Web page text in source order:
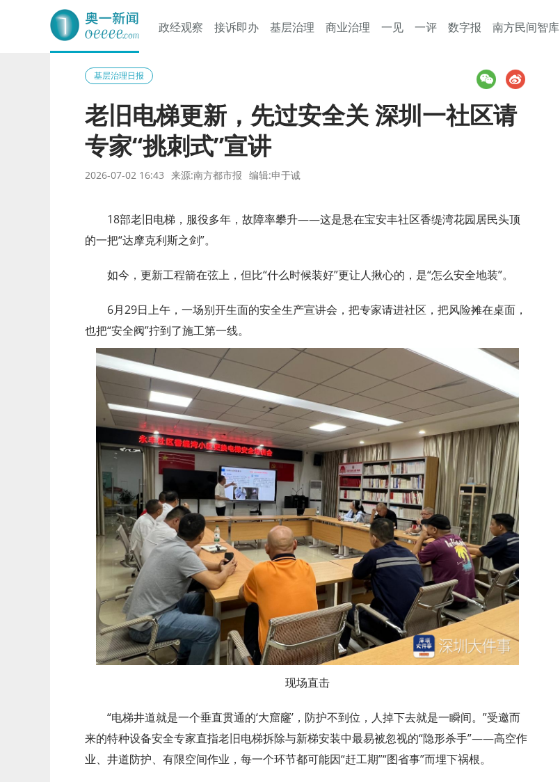
奥一网
政经观察 接诉即办 基层治理 商业治理 一见 一评 数字报 南方民间智库
基层治理日报
老旧电梯更新，先过安全关 深圳一社区请
专家“挑刺式”宣讲
2026-07-02 16:43 来源:南方都市报 编辑:申于诚
18部老旧电梯，服役多年，故障率攀升——这是悬在宝安丰社区香缇湾花园居民头顶
的一把“达摩克利斯之剑”。
如今，更新工程箭在弦上，但比“什么时候装好”更让人揪心的，是“怎么安全地装”。
6月29日上午，一场别开生面的安全生产宣讲会，把专家请进社区，把风险摊在桌面，
也把“安全阀”拧到了施工第一线。
现场直击
“电梯井道就是一个垂直贯通的‘大窟窿’，防护不到位，人掉下去就是一瞬间。”受邀而
来的特种设备安全专家直指老旧电梯拆除与新梯安装中最易被忽视的“隐形杀手”——高空作
业、井道防护、有限空间作业，每一个环节都可能因“赶工期”“图省事”而埋下祸根。